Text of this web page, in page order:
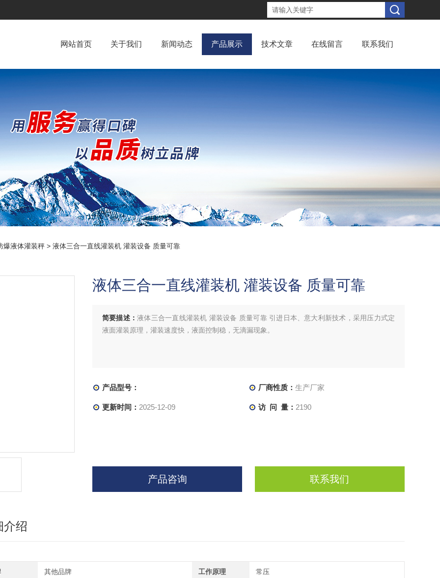
网站首页 关于我们 新闻动态 产品展示 技术文章 在线留言 联系我们
爆液体灌装秤 > 液体三合一直线灌装机 灌装设备 质量可靠
液体三合一直线灌装机 灌装设备 质量可靠
简要描述：液体三合一直线灌装机 灌装设备 质量可靠 引进日本、意大利新技术，采用压力式定
液面灌装原理，灌装速度快，液面控制稳，无滴漏现象。
产品型号： 厂商性质： 生产厂家
更新时间： 2025-12-09 访 问 量： 2190
产品咨询 联系我们
介绍
其他品牌 工作原理 常压